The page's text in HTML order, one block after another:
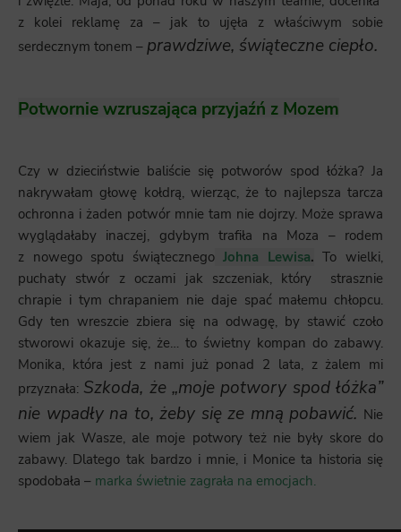
z kolei reklamę za – jak to ujęła z właściwym sobie
serdecznym tonem – prawdziwe, świąteczne ciepło.
Potwornie wzruszająca przyjaźń z Mozem
Czy w dzieciństwie baliście się potworów spod łóżka? Ja
nakrywałam głowę kołdrą, wierząc, że to najlepsza tarcza
ochronna i żaden potwór mnie tam nie dojrzy. Może sprawa
wyglądałaby inaczej, gdybym trafiła na Moza – rodem
z nowego spotu świątecznegoJohna Lewisa. To wielki,
puchaty stwór z oczami jak szczeniak, który strasznie
chrapie i tym chrapaniem nie daje spać małemu chłopcu.
Gdy ten wreszcie zbiera się na odwagę, by stawić czoło
stworowi okazuje się, że… to świetny kompan do zabawy.
Monika, która jest z nami już ponad 2 lata, z żalem mi
przyznała: Szkoda, że „moje potwory spod łóżka”
nie wpadły na to, żeby się ze mną pobawić. Nie
wiem jak Wasze, ale moje potwory też nie były skore do
zabawy. Dlatego tak bardzo i mnie, i Monice ta historia się
spodobała – marka świetnie zagrała na emocjach.